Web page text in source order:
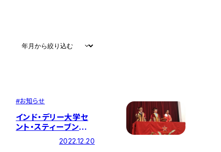
#お知らせ
インド・デリー大学セ
ント・スティーブンズ・
カレッジ交流30周年
行事に鈴木学長らが
2022.12.20